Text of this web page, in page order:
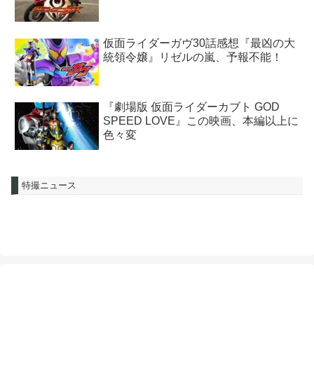
仮面ライダーガヴ30話感想『最凶の大
統領令嬢』リゼルの嵐、予報不能！
『劇場版 仮面ライダーカブト GOD
SPEED LOVE』この映画、本編以上に
色々変
特撮ニュース